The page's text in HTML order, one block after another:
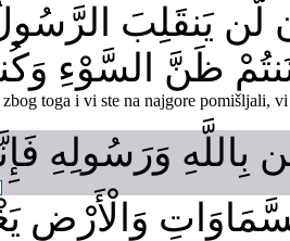
لَّن يَنقَلِبَ
ظَنَّ السَّوْءِ وَكُنتُمْ
toga i vi ste na najgore pomišljali, vi
وَرَسُولِهِ فَإِنَّا
وَالْأَرْضِ